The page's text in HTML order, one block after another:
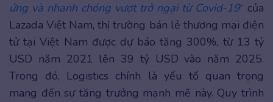
ứng và nhanh chóng vượt trở ngại từ Covid-19“ của
Lazada Việt Nam, thị trường bán lẻ thương mại điện
tử tại Việt Nam được dự báo tăng 300%, từ 13 tỷ
USD năm 2021 lên 39 tỷ USD vào năm 2025.
Trong đó, Logistics chính là yếu tố quan trọng
mang đến sự tăng trưởng mạnh mẽ này. Quy trình